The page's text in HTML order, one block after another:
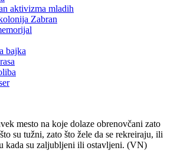
aktivizma mladih
Zabran
bajka
mesto na koje dolaze obrenovčani zato
su tužni, zato što žele da se rekreiraju, ili
kada su zaljubljeni ili ostavljeni. (VN)